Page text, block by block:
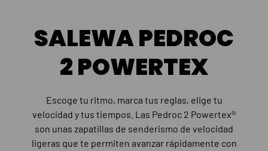
SALEWA PEDROC
2 POWERTEX
Escoge tu ritmo, marca tus reglas, elige tu
velocidad y tus tiempos. Las Pedroc 2 Powertex®
son unas zapatillas de senderismo de velocidad
ligeras que te permiten avanzar rápidamente con